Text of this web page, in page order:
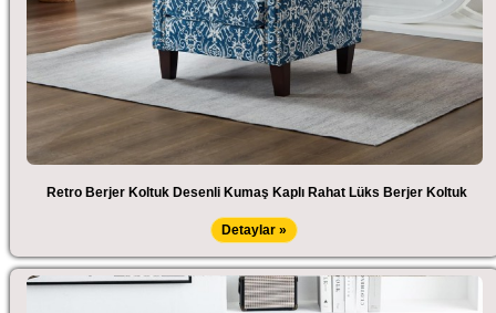
Retro Berjer Koltuk Desenli Kumaş Kaplı Rahat Lüks Berjer Koltuk
Detaylar »